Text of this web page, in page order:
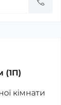
(1П)
кімнати